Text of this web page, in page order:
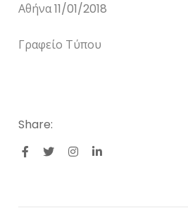
Αθήνα 11/01/2018
Γραφείο Τύπου
Share: